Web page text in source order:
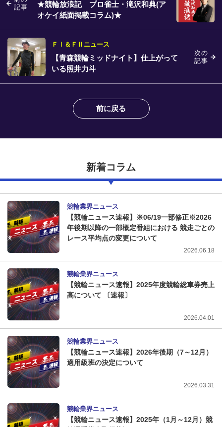
記事
★競輪放浪記 プロ雀士・滝沢和典(ア
オケイ紙面掲載コラム)★
次の
記事
ＦⅠ＆ＦⅡニュース
【青森競輪ミッドナイト】仕上がって
いる照井力斗
前に戻る
新着コラム
競輪業界ニュース
【競輪ニュース速報】※06/19一部修正※2026
年後期以降の一部概定番組における 競走ごとの
レース平均点の変更について
2026.06.18
競輪業界ニュース
【競輪ニュース速報】2025年度競輪総車券売上
高について 〔速報〕
2026.04.01
競輪業界ニュース
【競輪ニュース速報】2026年後期（7～12月）
適用級班の決定について
2026.03.31
競輪業界ニュース
【競輪ニュース速報】2025年（1月～12月）競